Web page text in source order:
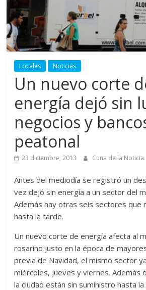
Locales Noticias
Un nuevo corte
energía dejó sin
negocios y
peatonal
23 diciembre, 2013 Cuna de la Noticia
Antes del mediodía se registró un
vez dejó sin energía a un sector del
Además hay otras seis sectores que
hasta la tarde.
Un nuevo corte de energía afecta al
rosarino justo en la época de
previa de Navidad, el mismo sector
miércoles, jueves y viernes. Además
la ciudad están sin suministro hasta